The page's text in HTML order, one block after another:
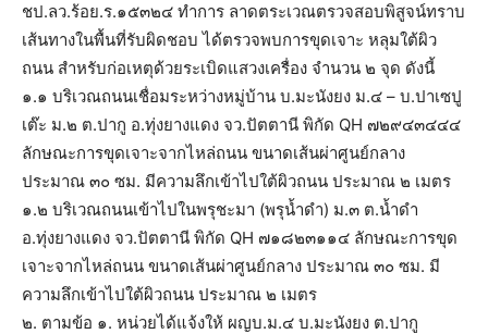
ชป.ลว.ร้อย.ร.๑๕๓๒๔ ทำการ ลาดตระเวณตรวจสอบพิสูจน์ทราบ
เส้นทางในพื้นที่รับผิดชอบ ได้ตรวจพบการขุดเจาะ หลุมใต้ผิว
ถนน สำหรับก่อเหตุด้วยระเบิดแสวงเครื่อง จำนวน ๒ จุด ดังนี้
๑.๑ บริเวณถนนเชื่อมระหว่างหมู่บ้าน บ.มะนังยง ม.๔ – บ.ปาเซปู
เต๊ะ ม.๒ ต.ปากู อ.ทุ่งยางแดง จว.ปัตตานี พิกัด QH ๗๒๙๔๓๔๔๔
ลักษณะการขุดเจาะจากไหล่ถนน ขนาดเส้นผ่าศูนย์กลาง
ประมาณ ๓๐ ซม. มีความลึกเข้าไปใต้ผิวถนน ประมาณ ๒ เมตร
๑.๒ บริเวณถนนเข้าไปในพรุชะมา (พรุน้ำดำ) ม.๓ ต.น้ำดำ
อ.ทุ่งยางแดง จว.ปัตตานี พิกัด QH ๗๑๘๒๓๑๑๔ ลักษณะการขุด
เจาะจากไหล่ถนน ขนาดเส้นผ่าศูนย์กลาง ประมาณ ๓๐ ซม. มี
ความลึกเข้าไปใต้ผิวถนน ประมาณ ๒ เมตร
๒. ตามข้อ ๑. หน่วยได้แจ้งให้ ผญบ.ม.๔ บ.มะนังยง ต.ปากู